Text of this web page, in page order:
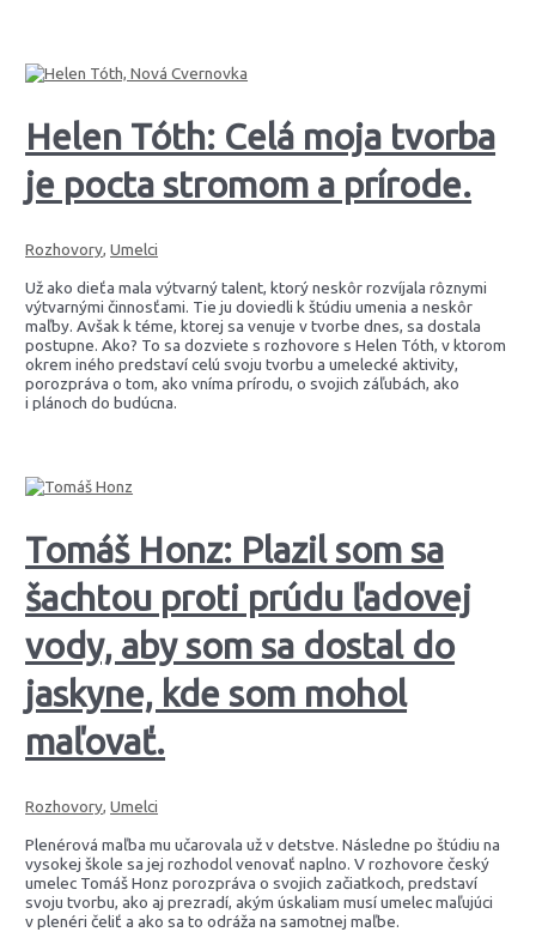
Helen Tóth: Celá moja tvorba
je pocta stromom a prírode.
Rozhovory,Umelci
Už ako dieťa mala výtvarný talent, ktorý neskôr rozvíjala rôznymi
výtvarnými činnosťami. Tie ju doviedli k štúdiu umenia a neskôr
maľby. Avšak k téme, ktorej sa venuje v tvorbe dnes, sa dostala
postupne. Ako? To sa dozviete s rozhovore s Helen Tóth, v ktorom
okrem iného predstaví celú svoju tvorbu a umelecké aktivity,
porozpráva o tom, ako vníma prírodu, o svojich záľubách, ako
i plánoch do budúcna.
Tomáš Honz: Plazil som sa
šachtou proti prúdu ľadovej
vody, aby som sa dostal do
jaskyne, kde som mohol
maľovať.
Rozhovory,Umelci
Plenérová maľba mu učarovala už v detstve. Následne po štúdiu na
vysokej škole sa jej rozhodol venovať naplno. V rozhovore český
umelec Tomáš Honz porozpráva o svojich začiatkoch, predstaví
svoju tvorbu, ako aj prezradí, akým úskaliam musí umelec maľujúci
v plenéri čeliť a ako sa to odráža na samotnej maľbe.